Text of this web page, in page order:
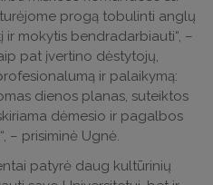
turėjome progą tobulinti anglų
mokytis bendradarbiauti“, –
pat įvertino dėstytojų,
ir palaikymą:
dienos planas, suteiktos
dėmesio ir pagalbos
– prisiminė Ugnė.
patyrė daug kultūrinių